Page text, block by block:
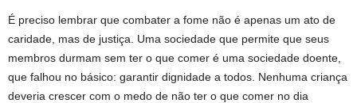
É preciso lembrar que combater a fome não é apenas um ato de
caridade, mas de justiça. Uma sociedade que permite que seus
membros durmam sem ter o que comer é uma sociedade doente,
que falhou no básico: garantir dignidade a todos. Nenhuma criança
deveria crescer com o medo de não ter o que comer no dia